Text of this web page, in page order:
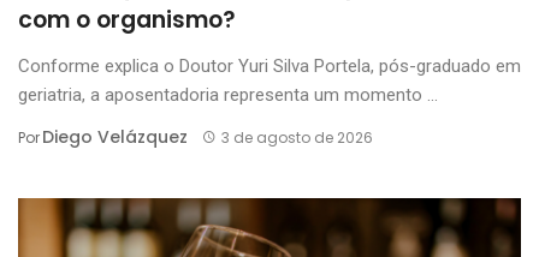
com o organismo?
Conforme explica o Doutor Yuri Silva Portela, pós-graduado em
geriatria, a aposentadoria representa um momento ...
PorDiego Velázquez 3 de agosto de 2026